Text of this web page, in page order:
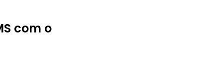
com o